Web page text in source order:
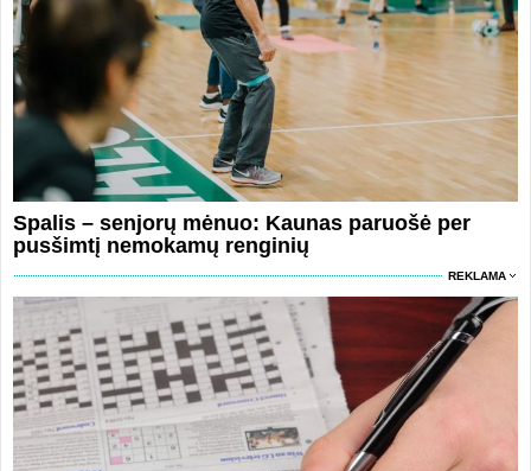
Spalis – senjorų mėnuo: Kaunas paruošė per
pusšimtį nemokamų renginių
REKLAMA